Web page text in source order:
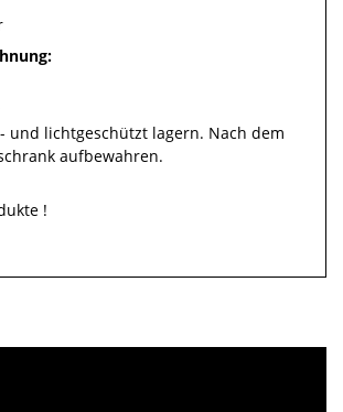
und lichtgeschützt lagern. Nach dem
aufbewahren.
!